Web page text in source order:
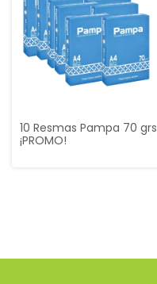
10 Resmas Pampa 70 grs
¡PROMO!